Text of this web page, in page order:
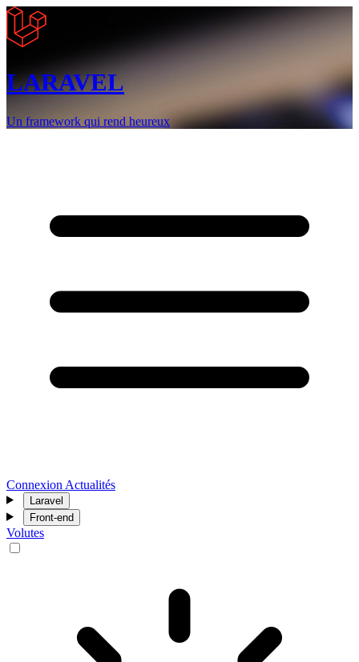
LARAVEL
Un framework qui rend heureux
Connexion Actualités
Laravel
Front-end
Volutes